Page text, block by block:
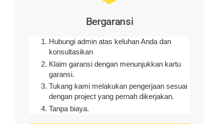
Bergaransi
Hubungi admin atas keluhan Anda dan
konsultasikan
Klaim garansi dengan menunjukkan kartu
garansi.
Tukang kami melakukan pengerjaan sesuai
dengan project yang pernah dikerjakan.
Tanpa biaya.